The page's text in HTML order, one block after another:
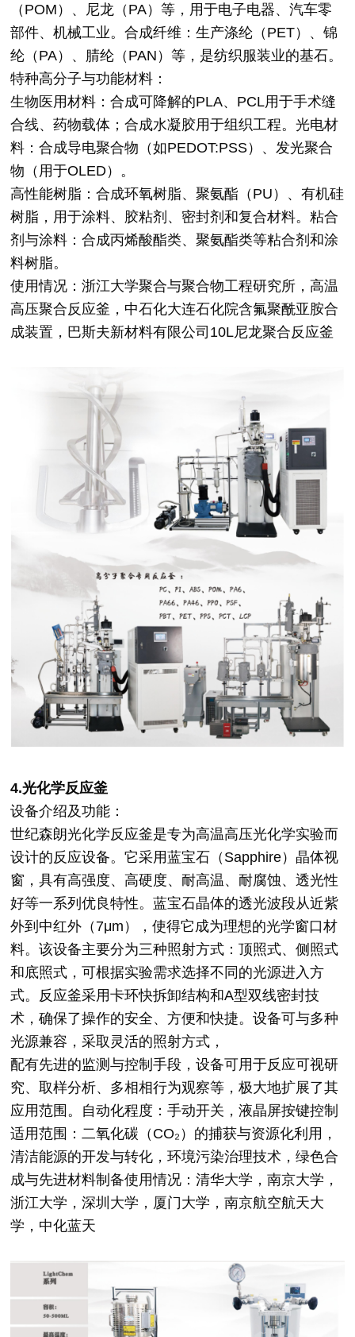
（POM）、尼龙（PA）等，用于电子电器、汽车零
部件、机械工业。合成纤维：生产涤纶（PET）、锦
纶（PA）、腈纶（PAN）等，是纺织服装业的基石。
特种高分子与功能材料：
生物医用材料：合成可降解的PLA、PCL用于手术缝
合线、药物载体；合成水凝胶用于组织工程。光电材
料：合成导电聚合物（如PEDOT:PSS）、发光聚合
物（用于OLED）。
高性能树脂：合成环氧树脂、聚氨酯（PU）、有机硅
树脂，用于涂料、胶粘剂、密封剂和复合材料。粘合
剂与涂料：合成丙烯酸酯类、聚氨酯类等粘合剂和涂
料树脂。
使用情况：浙江大学聚合与聚合物工程研究所，高温
高压聚合反应釜，中石化大连石化院含氟聚酰亚胺合
成装置，巴斯夫新材料有限公司10L尼龙聚合反应釜
4.光化学反应釜
设备介绍及功能：
世纪森朗光化学反应釜是专为高温高压光化学实验而
设计的反应设备。它采用蓝宝石（Sapphire）晶体视
窗，具有高强度、高硬度、耐高温、耐腐蚀、透光性
好等一系列优良特性。蓝宝石晶体的透光波段从近紫
外到中红外（7μm），使得它成为理想的光学窗口材
料。该设备主要分为三种照射方式：顶照式、侧照式
和底照式，可根据实验需求选择不同的光源进入方
式。反应釜采用卡环快拆卸结构和A型双线密封技
术，确保了操作的安全、方便和快捷。设备可与多种
光源兼容，采取灵活的照射方式，
配有先进的监测与控制手段，设备可用于反应可视研
究、取样分析、多相相行为观察等，极大地扩展了其
应用范围。自动化程度：手动开关，液晶屏按键控制
适用范围：二氧化碳（CO₂）的捕获与资源化利用，
清洁能源的开发与转化，环境污染治理技术，绿色合
成与先进材料制备使用情况：清华大学，南京大学，
浙江大学，深圳大学，厦门大学，南京航空航天大
学，中化蓝天